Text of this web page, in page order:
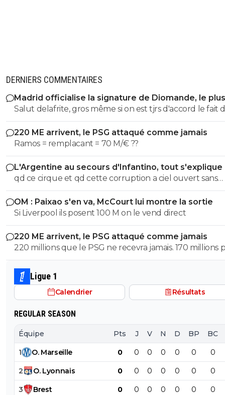
DERNIERS COMMENTAIRES
Madrid officialise la signature de Diomande, le
transfert de son histoire
Salut delafrite, gros même si on est tjrs d'accord le fait
relayer les données perso d'un gars ça reste moyen. À
on se chambre, c'est bon enfant. J'ai rien spécialement
contre verge33 disont même que c'est un peu
pote que tu as qui supporte l'OM ou autre et qui
PSG avec qui tu aime te chambrer. Ça met du sel. De
venir à communier les données perso c'est limite 🙏 Peace
mon grand et Verge va te faire encvler 🤣 en tout
biensur 🤣
220 ME arrivent, le PSG attaqué comme jamais
Ramos = remplacant = 70 M/€ ??
L'Argentine au secours d'Infantino, tout s'explique
qd ce cirque et qd cette corruption a ciel ouvert sans
complexe va s arreter. les magouilles enormes meme plus
cachées, ils s en vantent meme! les magouilles avec Trump, l
attrbution de la CDM au Qatar, le logement dans ce pays, et
pour finir l oiverture aux privés, juste pour prendre du
partout pour avoir une place. ptin de football et qd tu vois
qu on veut remplacer la pourriture Infantino par le
president de Guy Degrenne le roi des casserolles.
la ca devient grave Apres c est comme en France, on laisse
tout faire ils auraient tort de ne pas en profiter.
OM : Paixao s'en va, McCourt lui montre la sortie
Si Liverpool ils posent 100 M on le vend direct
220 ME arrivent, le PSG attaqué comme jamais
220 millions que le PSG ne recevra jamais. 170 millions
Barcola et 50 pour M'Baye... Il ne faut pas prendre ses
pour des réalités. Personne ne payera ce prix pour là
des remplaçants.
Ligue 1
Calendrier Résultats
REGULAR SEASON
Équipe Pts J V N D BP BC
1 O. Marseille 0 0 0 0 0 0 0
2 O. Lyonnais 0 0 0 0 0 0 0
3 Brest 0 0 0 0 0 0 0